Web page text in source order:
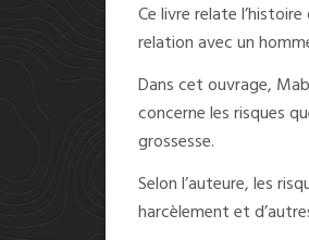
Ce livre relate
relation avec un
Dans cet ouvrage,
concerne les risques
grossesse.
Selon l’auteure, les
harcèlement et